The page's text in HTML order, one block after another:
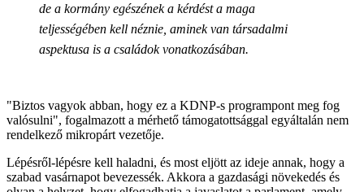
de a kormány egészének a kérdést a maga
teljességében kell néznie, aminek van társadalmi
aspektusa is a családok vonatkozásában.
"Biztos vagyok abban, hogy ez a KDNP-s programpont meg fog
valósulni", fogalmazott a mérhető támogatottsággal egyáltalán nem
rendelkező mikropárt vezetője.
Lépésről-lépésre kell haladni, és most eljött az ideje annak, hogy a
szabad vasárnapot bevezessék. Akkora a gazdasági növekedés és